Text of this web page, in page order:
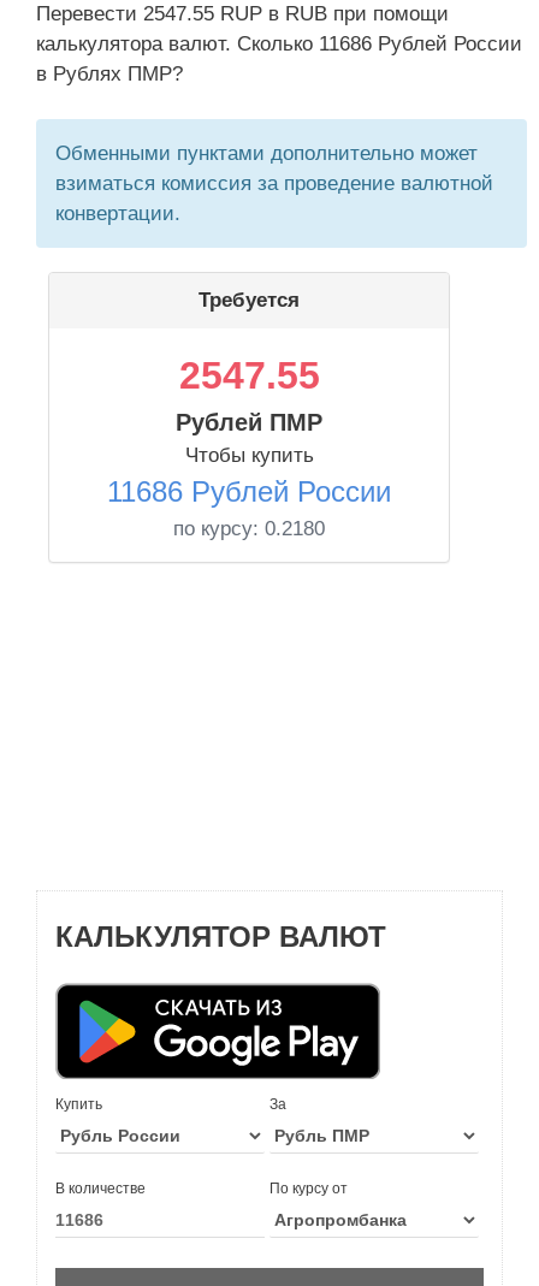
Перевести 2547.55 RUP в RUB при помощи
калькулятора валют. Сколько 11686 Рублей России
в Рублях ПМР?
Обменными пунктами дополнительно может
взиматься комиссия за проведение валютной
конвертации.
Требуется
2547.55
Рублей ПМР
Чтобы купить
11686 Рублей России
по курсу: 0.2180
КАЛЬКУЛЯТОР ВАЛЮТ
Купить За
В количестве По курсу от